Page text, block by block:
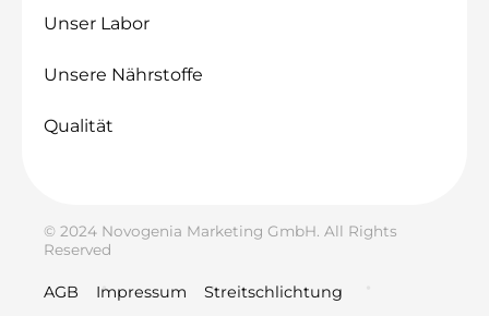
Unser Labor
Unsere Nährstoffe
Qualität
© 2024 Novogenia Marketing GmbH. All Rights
Reserved
AGB Impressum
Streitschlichtung